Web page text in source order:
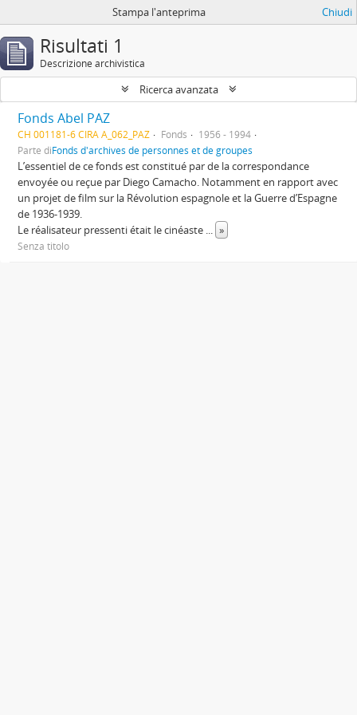
Stampa l'anteprima Chiudi
Risultati 1
Descrizione archivistica
Ricerca avanzata
Fonds Abel PAZ
CH 001181-6 CIRA A_062_PAZ Fonds
1956 - 1994
Parte diFonds d'archives de personnes et de groupes
L’essentiel de ce fonds est constitué par de la correspondance
envoyée ou reçue par Diego Camacho. Notamment en rapport avec
un projet de film sur la Révolution espagnole et la Guerre d’Espagne
de 1936-1939.
Le réalisateur pressenti était le cinéaste ... »
Senza titolo